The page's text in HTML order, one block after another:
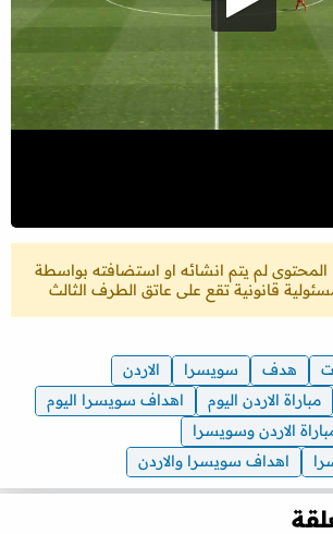
المحتوى لم يتم انشائه او استضافته بواسطة
قانونية تقع على عاتق الطرف الثالث
هدف سويسرا
الاردن
مباراة الاردن اليوم
اهداف سويسرا اليوم
الاردن وسويسرا
اهداف سويسرا والاردن